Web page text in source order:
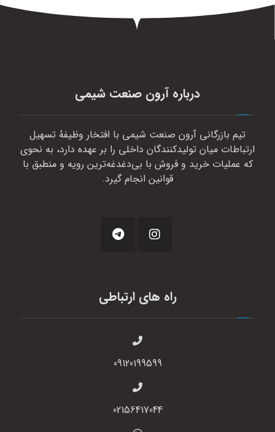
درباره آرون صنعت شیمی
تیم بازرگانی آرون صنعت شیمی با افتخار وظیفهٔ تسهیل
ارتباطات میان تولیدکنندگان داخلی را بر عهده دارد، به نحوی
که عملیات خرید و فروش با بی‌دغدغه‌ترین رویه و منطبق با
قوانین انجام گیرد.
راه های ارتباطی
09120199599
02156417044